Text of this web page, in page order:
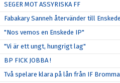
SEGER MOT ASSYRISKA FF
Fabakary Sanneh återvänder till
"Nos vemos en Enskede IP"
"Vi är ett ungt, hungrigt lag"
BP FICK JOBBA !
Två spelare klara på lån från IF